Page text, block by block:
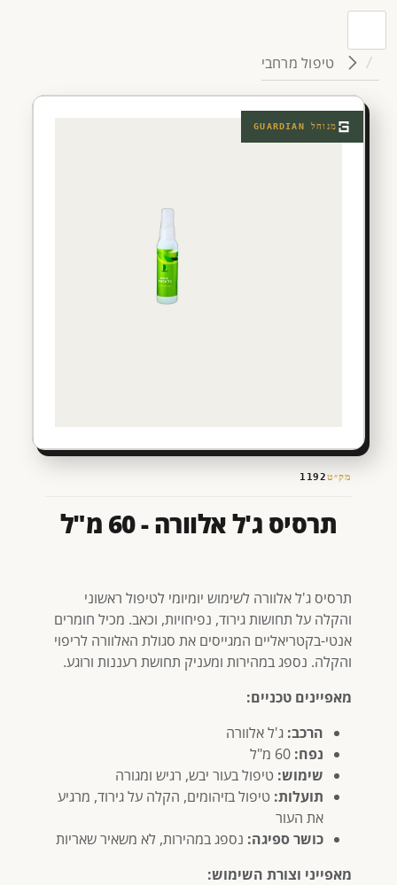
טיפול מרחבי
מנוהל GUARDIAN
מק״ט1192
תרסיס ג'ל אלוורה - 60 מ"ל
תרסיס ג'ל אלוורה לשימוש יומיומי לטיפול ראשוני
והקלה על תחושות גירוד, נפיחויות, וכאב. מכיל חומרים
אנטי-בקטריאליים המגייסים את סגולת האלוורה לריפוי
והקלה. נספג במהירות ומעניק תחושת רעננות ורוגע.
מאפיינים טכניים:
הרכב: ג'ל אלוורה
נפח:
שימוש: טיפול בעור יבש, רגיש ומגורה
תועלות: טיפול בזיהומים, הקלה על גירוד, מרגיע
את העור
כושר ספיגה: נספגבמהירות, לא משאיר שאריות
מאפייני וצורת השימוש: